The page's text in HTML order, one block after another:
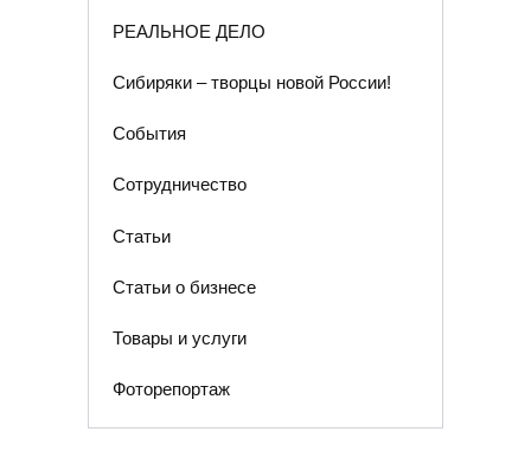
РЕАЛЬНОЕ ДЕЛО
Сибиряки – творцы новой России!
События
Сотрудничество
Статьи
Статьи о бизнесе
Товары и услуги
Фоторепортаж